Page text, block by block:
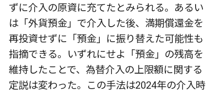
ずに介入の原資に充てたとみられる。あるい
は「外貨預金」で介入した後、満期償還金を
再投資せずに「預金」に振り替えた可能性も
指摘できる。いずれにせよ「預金」の残高を
維持したことで、為替介入の上限額に関する
定説は変わった。この手法は2024年の介入時